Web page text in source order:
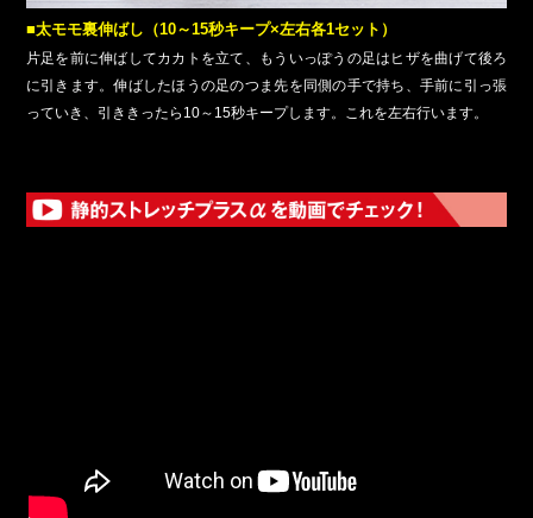
■太モモ裏伸ばし（10～15秒キープ×左右各1セット）
片足を前に伸ばしてカカトを立て、もういっぽうの足はヒザを曲げて後ろ
に引きます。伸ばしたほうの足のつま先を同側の手で持ち、手前に引っ張
っていき、引ききったら10～15秒キープします。これを左右行います。